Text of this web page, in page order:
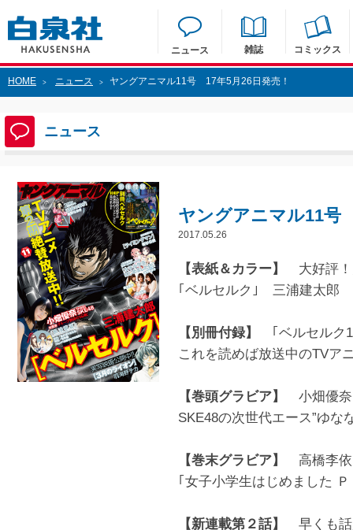
ニュース 雑誌 コミックス
HOME > ニュース > ヤングアニマル11号 17年5月26日発売！
ニュース
ヤングアニマル11号
2017.05.26
【表紙＆カラー】
大好評！
｢ベルセルク｣ 三浦建太郎
【別冊付録】
｢ベルセルク
これを読めば放送中のTVア
【巻頭グラビア】 小畑優
SKE48の次世代エース”ゆな
【巻末グラビア】 高橋李
｢女子小学生はじめました
【新連載第２話】
早くも話